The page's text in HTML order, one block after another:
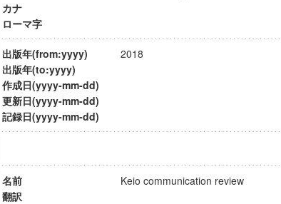
究センター
究拠点
」
カナ
ローマ字
出版年(from:yyyy)
2018
出版年(to:yyyy)
作成日(yyyy-mm-dd)
更新日(yyyy-mm-dd)
記録日(yyyy-mm-dd)
名前
Keio communication review
翻訳